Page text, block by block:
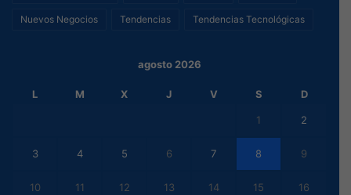
Nuevos Negocios Tendencias Tendencias Tecnológicas
agosto 2026
L M X J V S D
1 2
3 4 5 6 7 8 9
10 11 12 13 14 15 16